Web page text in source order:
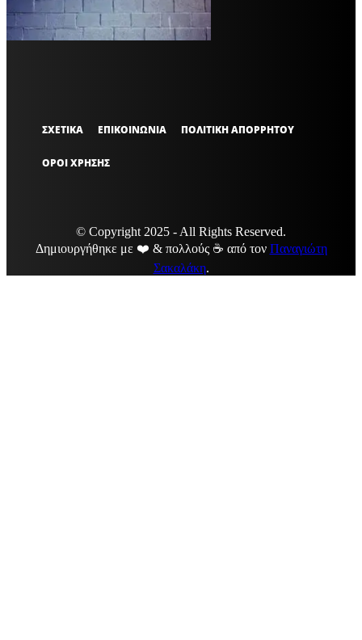
OFFICIAL
ΣΧΕΤΙΚΑ ΕΠΙΚΟΙΝΩΝΙΑ ΠΟΛΙΤΙΚΗ ΑΠΟΡΡΗΤΟΥ
ΟΡΟΙ ΧΡΗΣΗΣ
© Copyright 2025 - All Rights Reserved.
Δημιουργήθηκε με ❤️ & πολλούς ☕ από τον Παναγιώτη
Σακαλάκη.